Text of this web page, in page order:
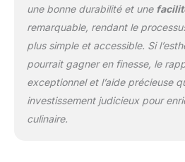
ABC ✔
Facile à
moules
une bonne durabilité et une
remarquable, rendant le
plus simple et accessible. Si
pourrait gagner en finesse, le
exceptionnel et l’aide précieuse
investissement judicieux pour
culinaire.